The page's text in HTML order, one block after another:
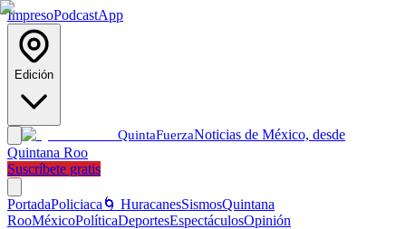
ImpresoPodcastApp
Edición
QuintaFuerzaNoticias de México, desde
Quintana Roo
Suscríbete gratis
PortadaPoliciaca 🌀 HuracanesSismosQuintana
RooMéxicoPolíticaDeportesEspectáculosOpinión